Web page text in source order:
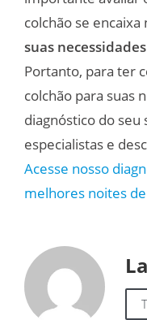
colchão se
suas
Portanto, para ter
colchão para suas
diagnóstico do seu
especialistas e
Acesse nosso
melhores noites